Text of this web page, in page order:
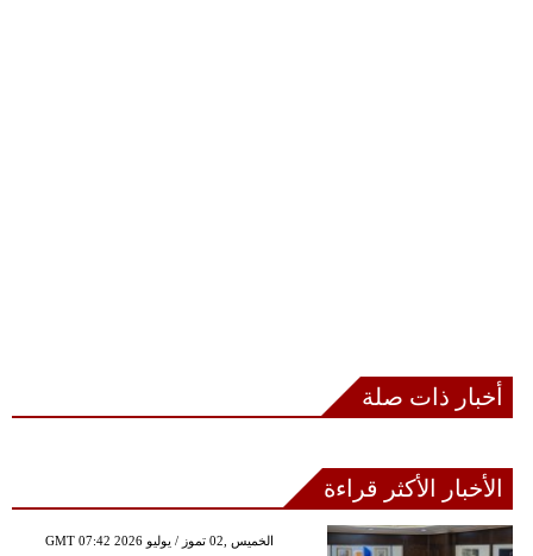
أخبار ذات صلة
الأخبار الأكثر قراءة
GMT 07:42 2026 الخميس ,02 تموز / يوليو